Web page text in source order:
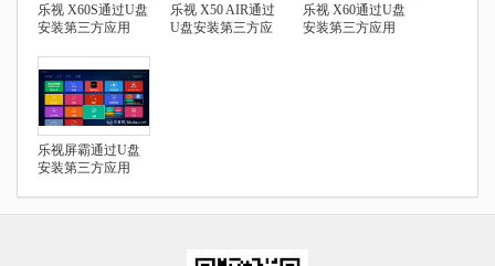
乐视 X60S通过U盘
安装第三方应用
乐视 X50 AIR通过
U盘安装第三方应
乐视 X60通过U盘
安装第三方应用
乐视屏霸通过U盘
安装第三方应用